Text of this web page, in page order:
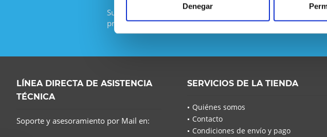
Denegar
Suscríbase al boletín gratuito y no se pierda ninguna noticia o
promoción de IT-Planet.
LÍNEA DIRECTA DE ASISTENCIA
TÉCNICA
Soporte y asesoramiento por Mail en:
SERVICIOS DE LA TIENDA
Quiénes somos
Contacto
Condiciones de envío y pago